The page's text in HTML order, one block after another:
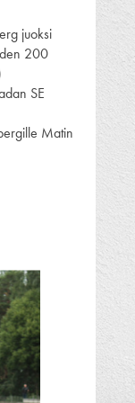
juoksi
200
SE
Matin